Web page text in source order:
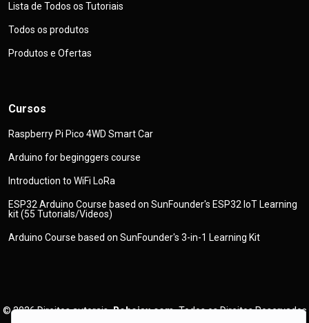
Lista de Todos os Tutoriais
Todos os produtos
Produtos e Ofertas
Cursos
Raspberry Pi Pico 4WD Smart Car
Arduino for beginggers course
Introduction to WiFi LoRa
ESP32 Arduino Course based on SunFounder's ESP32 IoT Learning
kit (55 Tutorials/Videos)
Arduino Course based on SunFounder's 3-in-1 Learning Kit
© 2026Direitos autorais Robojax.com Todos os Direitos Reservados